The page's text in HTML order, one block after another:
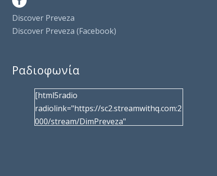
Discover Preveza
Discover Preveza (Facebook)
Ραδιοφωνία
[html5radio
radiolink="https://sc2.streamwithq.com:2
000/stream/DimPreveza"